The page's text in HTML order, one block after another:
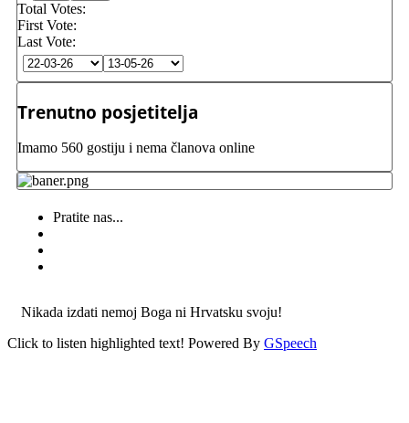
Total Votes:
First Vote:
Last Vote:
Trenutno posjetitelja
Imamo 560 gostiju i nema članova online
Pratite nas...
Nikada izdati nemoj Boga ni Hrvatsku svoju!
Click to listen highlighted text! Powered By GSpeech